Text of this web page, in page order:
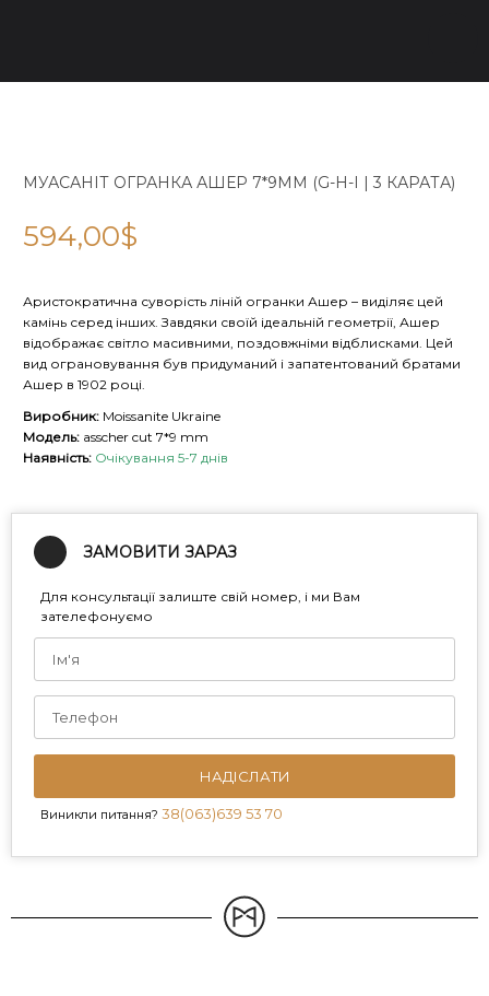
МУАСАНІТ ОГРАНКА АШЕР 7*9ММ (G-H-I | 3 КАРАТА)
594,00$
Аристократична суворість ліній огранки Ашер – виділяє цей
камінь серед інших. Завдяки своїй ідеальній геометрії, Ашер
відображає світло масивними, поздовжніми відблисками. Цей
вид ограновування був придуманий і запатентований братами
Ашер в 1902 році.
Виробник: Moissanite Ukraine
Модель: asscher cut 7*9 mm
Наявність: Очікування 5-7 днів
ЗАМОВИТИ ЗАРАЗ
Для консультації залиште свій номер, і ми Вам
зателефонуємо
НАДІСЛАТИ
Виникли питання? 38(063)639 53 70